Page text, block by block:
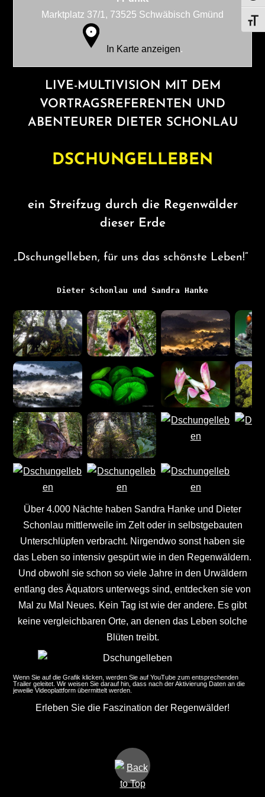
Marktplatz 37/1, 73525 Schwäbisch Gmünd
In Karte anzeigen.
LIVE-MULTIVISION MIT DEM
VORTRAGSREFERENTEN UND
ABENTEURER DIETER SCHONLAU
DSCHUNGELLEBEN
ein Streifzug durch die Regenwälder
dieser Erde
„Dschungelleben, für uns das schönste Leben!“
Dieter Schonlau und Sandra Hanke
Über 4.000 Nächte haben Sandra Hanke und Dieter
Schonlau mittlerweile im Zelt oder in selbstgebauten
Unterschlüpfen verbracht. Nirgendwo sonst haben sie
das Leben so intensiv gespürt wie in den Regenwäldern.
Und obwohl sie schon so viele Jahre in den Urwäldern
entlang des Äquators unterwegs sind, entdecken sie von
Mal zu Mal Neues. Kein Tag ist wie der andere. Es gibt
keine vergleichbaren Orte, an denen das Leben solche
Blüten treibt.
Wenn Sie auf die Grafik klicken, werden Sie auf YouTube zum entsprechenden
Trailer geleitet. Wir weisen Sie darauf hin, dass nach der Aktivierung Daten an die
jeweilie Videoplattform übermittelt werden.
Erleben Sie die Faszination der Regenwälder!